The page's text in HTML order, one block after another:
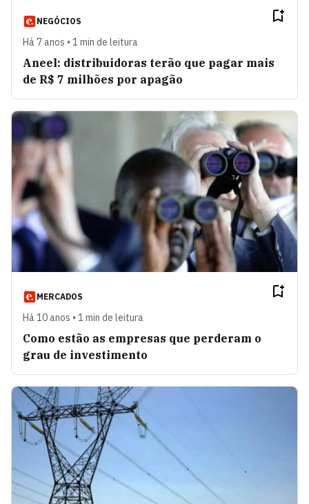
NEGÓCIOS
Há 7 anos • 1 min de leitura
Aneel: distribuidoras terão que pagar mais
de R$ 7 milhões por apagão
MERCADOS
Há 10 anos • 1 min de leitura
Como estão as empresas que perderam o
grau de investimento